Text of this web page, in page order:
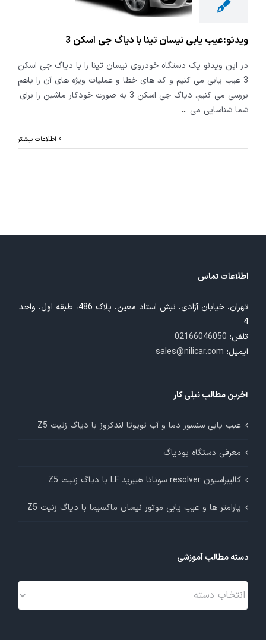
ویدئو:عیب یابی نیسان تینا با دیاگ جی اسکن 3
در این ویدئو یک دستگاه خودروی نیسان تینا را با دیاگ جی اسکن
3 عیب یابی می کنیم و کد های خطا و عملیات ویژه های آن را باهم
بررسی می کنیم. دیاگ جی اسکن 3 به صورت خودکار ماشین را برای
شما شناسایی می ...
اطلاعات بیشتر
اطلاعات تماس
تهران، خیابان آزادی، نبش استاد معین، پلاک 486، طبقه اول، واحد
4
تلفن: 02166046050
ایمیل: sales@nilicar.com
آخرین مطالب نیلی کار
عیب یابی سنسور دما و آب تویوتا لندکروز با دیاگ زنیت Z5
معرفی دستگاه یودیاگ
کالیبراسیون resolver سوناتا هیبرید LF با دیاگ زنیت Z5
پارامتر ها و عیب یابی موتور نیسان ماکسیما با دیاگ زنیت Z5
دسته مطالب آموزشی
دسته